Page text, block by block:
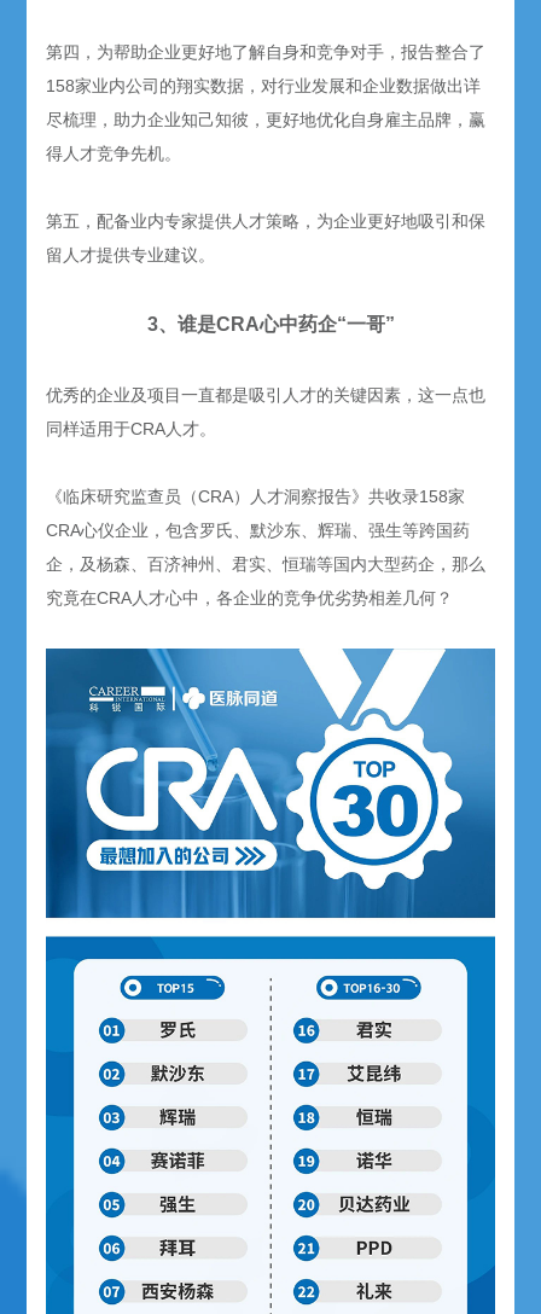
第四，为帮助企业更好地了解自身和竞争对手，报告整合了
158家业内公司的翔实数据，对行业发展和企业数据做出详
尽梳理，助力企业知己知彼，更好地优化自身雇主品牌，赢
得人才竞争先机。
第五，配备业内专家提供人才策略，为企业更好地吸引和保
留人才提供专业建议。
3、谁是CRA心中药企“一哥”
优秀的企业及项目一直都是吸引人才的关键因素，这一点也
同样适用于CRA人才。
《临床研究监查员（CRA）人才洞察报告》共收录158家
CRA心仪企业，包含罗氏、默沙东、辉瑞、强生等跨国药
企，及杨森、百济神州、君实、恒瑞等国内大型药企，那么
究竟在CRA人才心中，各企业的竞争优劣势相差几何？